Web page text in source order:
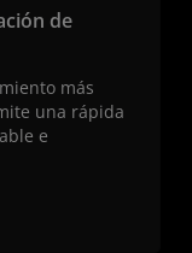
de
más
una rápida
e